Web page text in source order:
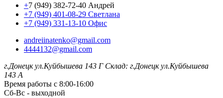
+7 (949) 382-72-40 Андрей
+7 (949) 401-08-29 Светлана
+7 (949) 331-13-10 Офис
andreiinatenko@gmail.com
4444132@gmail.com
г.Донецк ул.Куйбышева 143 Г Склад: г.Донецк ул.Куйбышева
143 А
Время работы с 8:00-16:00
Сб-Вс - выходной